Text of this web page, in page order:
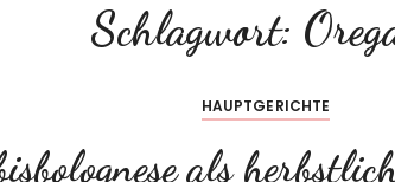
Schlagwort:
HAUPTGERICHTE
als